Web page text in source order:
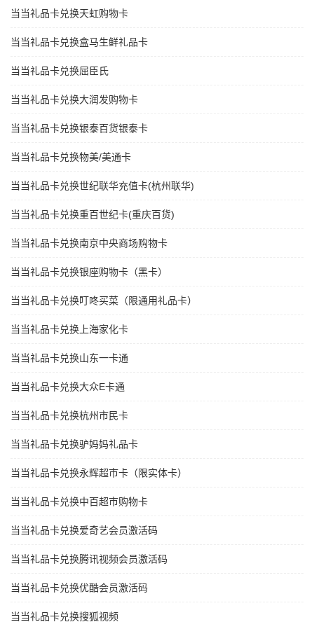
当当礼品卡兑换天虹购物卡
当当礼品卡兑换盒马生鲜礼品卡
当当礼品卡兑换屈臣氏
当当礼品卡兑换大润发购物卡
当当礼品卡兑换银泰百货银泰卡
当当礼品卡兑换物美/美通卡
当当礼品卡兑换世纪联华充值卡(杭州联华)
当当礼品卡兑换重百世纪卡(重庆百货)
当当礼品卡兑换南京中央商场购物卡
当当礼品卡兑换银座购物卡（黑卡）
当当礼品卡兑换叮咚买菜（限通用礼品卡）
当当礼品卡兑换上海家化卡
当当礼品卡兑换山东一卡通
当当礼品卡兑换大众E卡通
当当礼品卡兑换杭州市民卡
当当礼品卡兑换驴妈妈礼品卡
当当礼品卡兑换永辉超市卡（限实体卡）
当当礼品卡兑换中百超市购物卡
当当礼品卡兑换爱奇艺会员激活码
当当礼品卡兑换腾讯视频会员激活码
当当礼品卡兑换优酷会员激活码
当当礼品卡兑换搜狐视频